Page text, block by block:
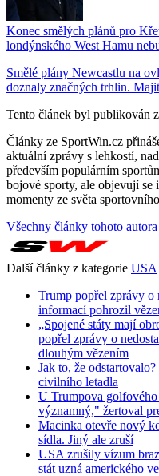
Konec smělých plánů pro
londýnského West Hamu
Smělé plány Newcastlu na
doznaly značných trhlin.
Tento článek byl publikován
Články ze SportWin.cz
aktuální zprávy s lehkostí,
především populárním
bojové sporty, ale objevují se
momenty ze světa
Všechny články tohoto
Další články z kategorie USA
Trump popřel zprávy o
informací pohrozil
„Spojené státy mají
popřel zprávy o
dlouhým vězením
Jak to, že
civilního letadla
U Trumpova
významný," žertoval
Macinka otevře nový
sídla. Jiný ale zruší
USA zrušily vízum
stát uzná amerického